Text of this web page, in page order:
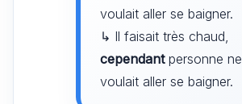
voulait aller se baigner.
↳ Il faisait très chaud,
cependantpersonne ne
voulait aller se baigner.